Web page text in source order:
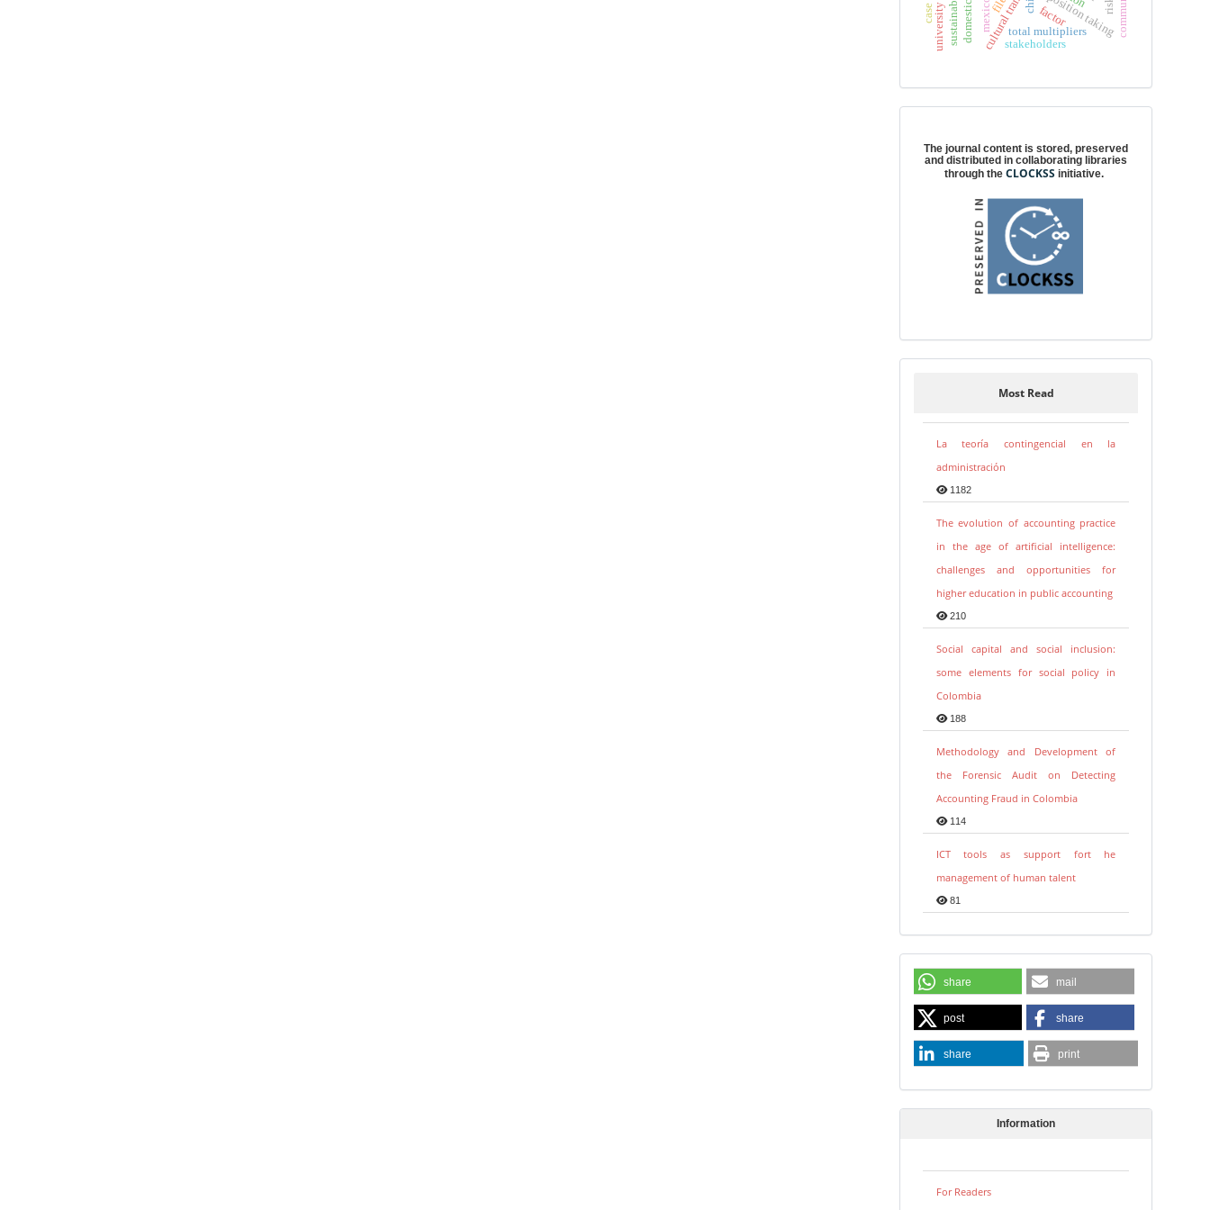
position taking
total multipliers
mexico factor
stakeholders
The journal content is stored, preserved
and distributed in collaborating libraries
through theCLOCKSS initiative.
Most Read
La teoría contingencial en la
administración
1182
The evolution of accounting practice
in the age of artificial intelligence:
challenges and opportunities for
higher education in public accounting
210
Social capital and social inclusion:
some elements for social policy in
Colombia
188
Methodology and Development of
the Forensic Audit on Detecting
Accounting Fraud in Colombia
114
ICT tools as support fort he
management of human talent
81
share mail
post share
share print
Information
For Readers